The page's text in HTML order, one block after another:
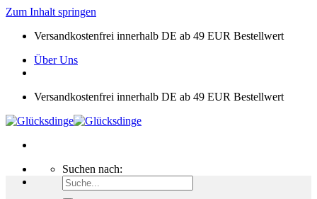
Zum Inhalt springen
Versandkostenfrei innerhalb DE ab 49 EUR Bestellwert
Über Uns
Versandkostenfrei innerhalb DE ab 49 EUR Bestellwert
Suchen nach: